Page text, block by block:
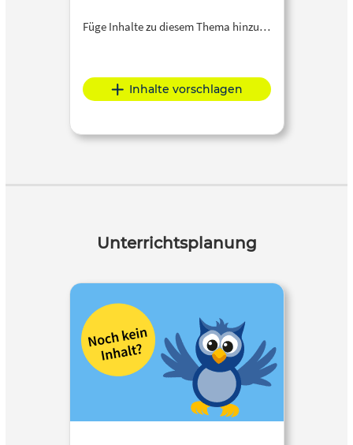
Füge Inhalte zu diesem Thema hinzu…
Inhalte vorschlagen
Unterrichtsplanung